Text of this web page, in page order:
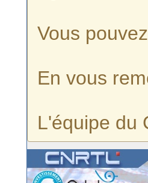
Vous
En vous
L'équipe du